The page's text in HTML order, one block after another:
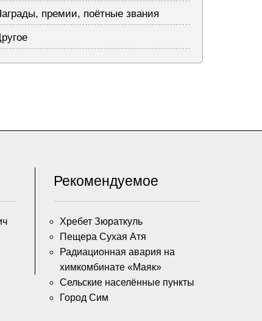
премии, поётные звания
Рекомендуемое
Хребет Зюраткуль
Пещера Сухая Атя
Радиационная авария на
химкомбинате «Маяк»
Сельские населённые пункты
Город Сим